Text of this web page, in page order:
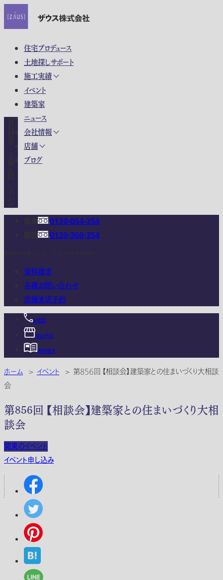
住宅プロデュース
土地探しサポート
施工実績
イベント
建築家
ニュース
会社情報
店舗
ブログ
0120-054-354
0120-360-354
資料請求
各種お問い合わせ
店舗来店予約
お電話
来店予約
資料請求
ホーム > イベント > 第856回 【相談会】建築家との住まいづくり大相談
会
第856回 【相談会】建築家との住まいづくり大相
談会
関東のイベント
イベント申し込み